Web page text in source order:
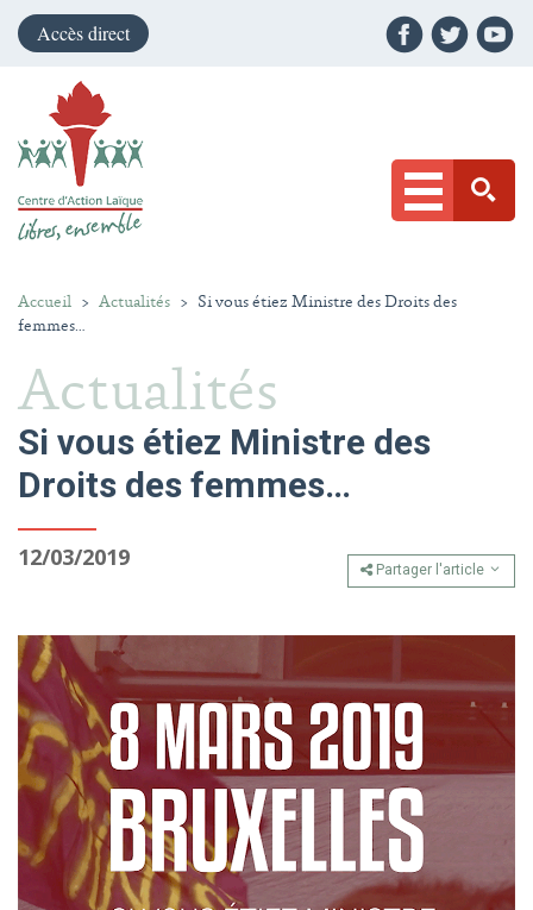
Accès direct
Accueil > Actualités > Si vous étiez Ministre des Droits des
femmes…
Actualités
Si vous étiez Ministre des
Droits des femmes…
12/03/2019 Partager l'article